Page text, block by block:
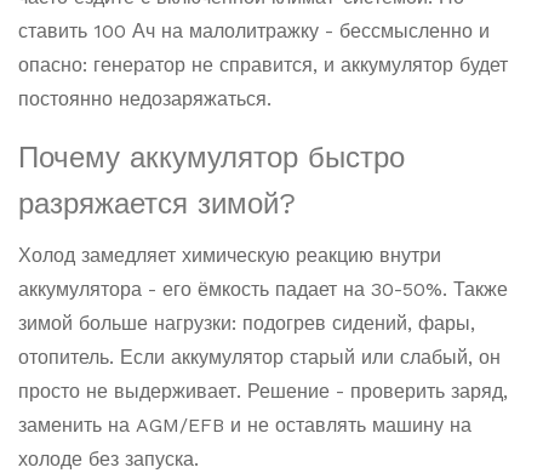
ставить 100 Ач на малолитражку - бессмысленно и
опасно: генератор не справится, и аккумулятор будет
постоянно недозаряжаться.
Почему аккумулятор быстро
разряжается зимой?
Холод замедляет химическую реакцию внутри
аккумулятора - его ёмкость падает на 30-50%. Также
зимой больше нагрузки: подогрев сидений, фары,
отопитель. Если аккумулятор старый или слабый, он
просто не выдерживает. Решение - проверить заряд,
заменить на AGM/EFB и не оставлять машину на
холоде без запуска.